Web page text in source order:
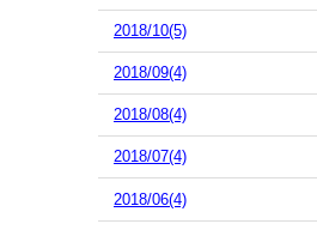
2018/10(5)
2018/09(4)
2018/08(4)
2018/07(4)
2018/06(4)